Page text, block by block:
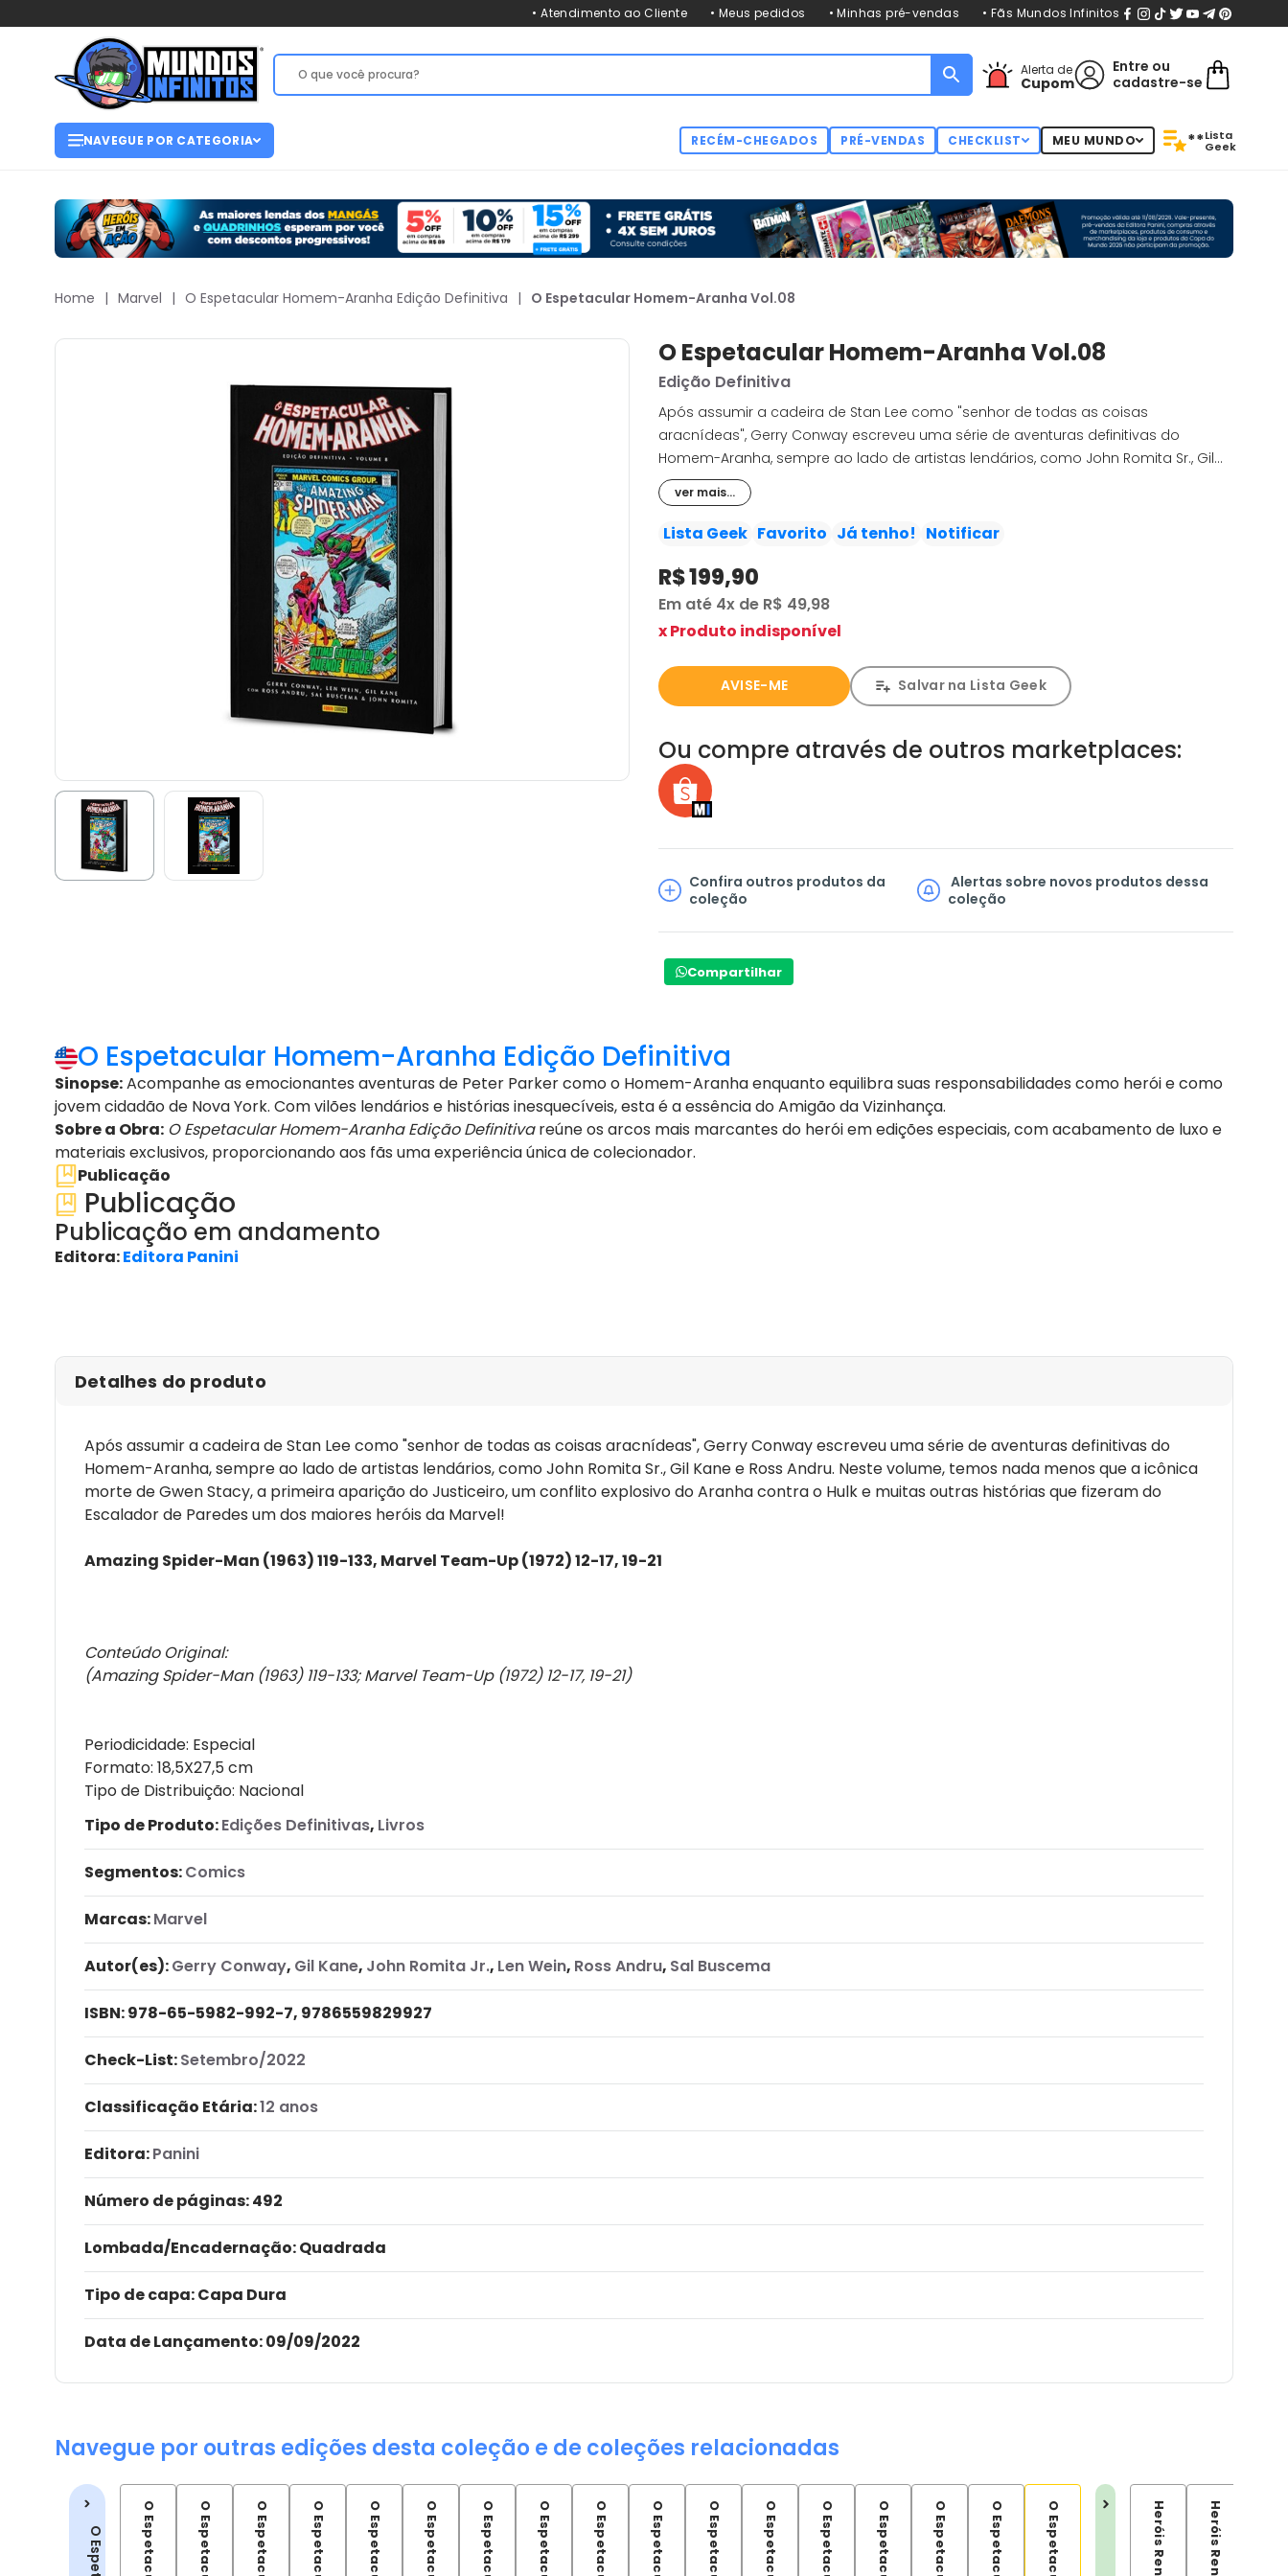
• Atendimento ao Cliente • Meus pedidos • Minhas pré-vendas • Fãs Mundos Infinitos
Alerta de
Cupom
Entre ou
cadastre-se
NAVEGUE POR CATEGORIA RECÉM-CHEGADOS PRÉ-VENDAS CHECKLIST MEU MUNDO **Lista
Geek
Home | Marvel | O Espetacular Homem-Aranha Edição Definitiva | O Espetacular Homem-Aranha Vol.08
O Espetacular Homem-Aranha Vol.08
Edição Definitiva
Após assumir a cadeira de Stan Lee como "senhor de todas as coisas
aracnídeas", Gerry Conway escreveu uma série de aventuras definitivas do
Homem-Aranha, sempre ao lado de artistas lendários, como John Romita Sr., Gil
Kane e Ross Andru. Neste volume, temos nada menos que a icônica morte de
Gwen Stacy, a primeira aparição do Justiceiro, um conflito explosivo do Aranha
contra o Hulk e muitas outras histórias que fizeram do Escalador de Paredes um
Amazing Spider-Man (1963) 119-133, Marvel Team-Up (1972) 12-17, 19-21
ver mais...
Lista Geek Favorito Já tenho! Notificar
R$ 199,90
Em até 4x de R$ 49,98
x Produto indisponível
AVISE-ME Salvar na Lista Geek
Ou compre através de outros marketplaces:
Confira outros produtos da
coleção
Alertas sobre novos produtos dessa
coleção
Compartilhar
O Espetacular Homem-Aranha Edição Definitiva
Sinopse:Acompanhe as emocionantes aventuras de Peter Parker como o Homem-Aranha enquanto equilibra suas responsabilidades como herói e como
jovem cidadão de Nova York. Com vilões lendários e histórias inesquecíveis, esta é a essência do Amigão da Vizinhança.
Sobre a Obra: O Espetacular Homem-Aranha Edição Definitivareúne os arcos mais marcantes do herói em edições especiais, com acabamento de luxo e
materiais exclusivos, proporcionando aos fãs uma experiência única de colecionador.
Publicação
Publicação
Publicação em andamento
Editora:Editora Panini
Detalhes do produto
Após assumir a cadeira de Stan Lee como "senhor de todas as coisas aracnídeas", Gerry Conway escreveu uma série de aventuras definitivas do
Homem-Aranha, sempre ao lado de artistas lendários, como John Romita Sr., Gil Kane e Ross Andru. Neste volume, temos nada menos que a icônica
morte de Gwen Stacy, a primeira aparição do Justiceiro, um conflito explosivo do Aranha contra o Hulk e muitas outras histórias que fizeram do
Escalador de Paredes um dos maiores heróis da Marvel!
Amazing Spider-Man (1963) 119-133, Marvel Team-Up (1972) 12-17, 19-21
Conteúdo Original:
(Amazing Spider-Man (1963) 119-133; Marvel Team-Up (1972) 12-17, 19-21)
Periodicidade: Especial
Formato: 18,5X27,5 cm
Tipo de Distribuição: Nacional
Tipo de Produto:Edições Definitivas, Livros
Segmentos:Comics
Marcas:Marvel
Autor(es):Gerry Conway, Gil Kane, John Romita Jr., Len Wein, Ross Andru, Sal Buscema
ISBN:978-65-5982-992-7, 9786559829927
Check-List:Setembro/2022
Classificação Etária:12 anos
Editora:Panini
Número de páginas: 492
Lombada/Encadernação: Quadrada
Tipo de capa:Capa Dura
Data de Lançamento:09/09/2022
Navegue por outras edições desta coleção e de coleções relacionadas